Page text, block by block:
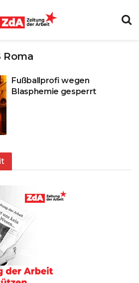
Roma
Fußballprofi wegen
Blasphemie gesperrt